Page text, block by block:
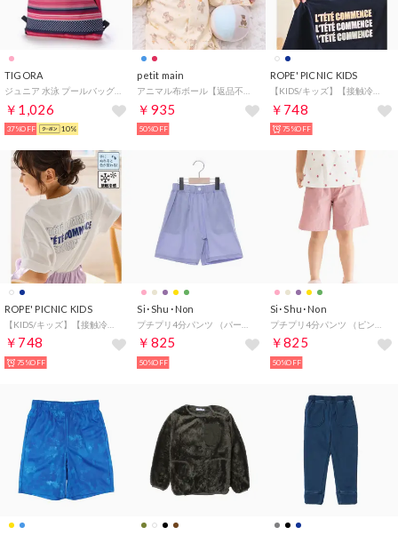
TIGORA
￥1,026
37%OFF 10%
petit main
￥935
50%OFF
ROPE' PICNIC KIDS
【KIDS/キッズ】【接触冷感】水で色が変わるバックロゴプリントトップス （ネイビー（40））
￥748
75%OFF
ROPE' PICNIC KIDS
￥748
75%OFF
Si･Shu･Non
￥825
50%OFF
Si･Shu･Non
￥825
50%OFF